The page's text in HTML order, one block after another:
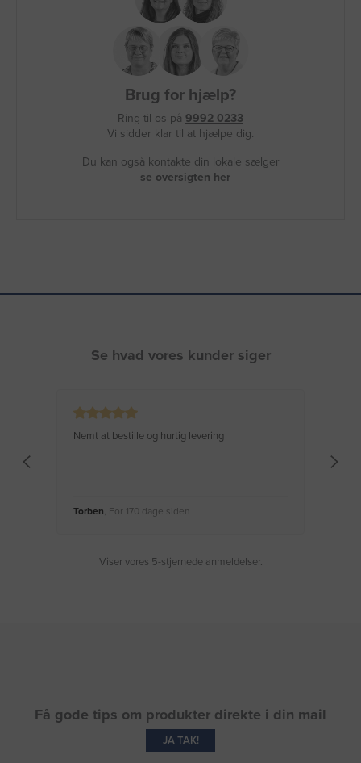
Brug for hjælp?
Ring til os på 9992 0233
Vi sidder klar til at hjælpe dig.
Du kan også kontakte din lokale sælger
– se oversigten her
Se hvad vores kunder siger
Nemt at bestille og hurtig levering
Torben, For 170 dage siden
Viser vores 5-stjernede anmeldelser.
Få gode tips om produkter direkte i din mail
JA TAK!